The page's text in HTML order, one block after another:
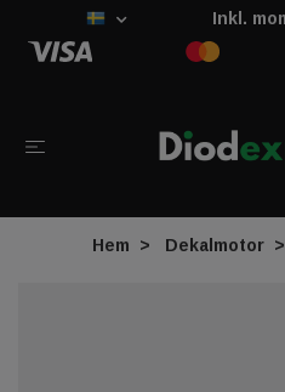
Inkl.
Hem Dekalmotor